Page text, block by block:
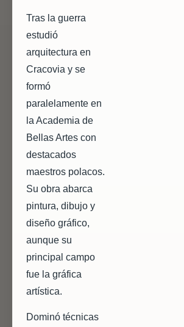
Tras la guerra
estudió
arquitectura en
Cracovia y se
formó
paralelamente en
la Academia de
Bellas Artes con
destacados
maestros polacos.
Su obra abarca
pintura, dibujo y
diseño gráfico,
aunque su
principal campo
fue la gráfica
artística.
Dominó técnicas